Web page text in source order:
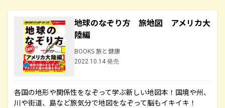
地球のなぞり方 旅地図 アメリカ大
陸編
BOOKS 旅と健康
2022.10.14 発売
各国の地形や関係性をなぞって学ぶ新しい地図本！国境や州、
川や街道、島など旅気分で地図をなぞって脳もイキイキ！